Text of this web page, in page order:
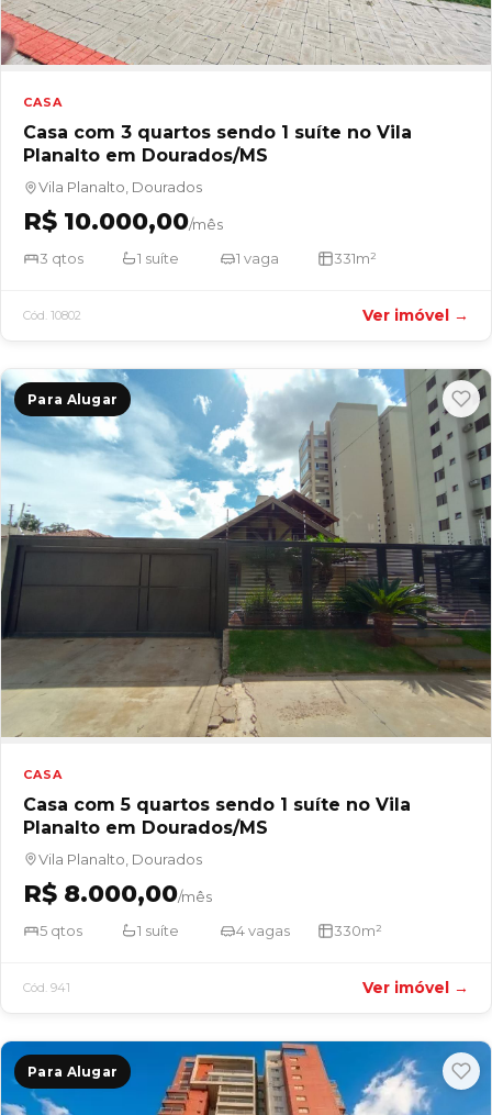
CASA
Casa com 3 quartos sendo 1 suíte no Vila
Planalto em Dourados/MS
Vila Planalto, Dourados
R$ 10.000,00/mês
3 qtos
1 suíte 1 vaga 331m²
Cód. 10802 Ver imóvel →
Para Alugar
CASA
Casa com 5 quartos sendo 1 suíte no Vila
Planalto em Dourados/MS
Vila Planalto, Dourados
R$ 8.000,00/mês
5 qtos
1 suíte 4 vagas 330m²
Cód. 941 Ver imóvel →
Para Alugar